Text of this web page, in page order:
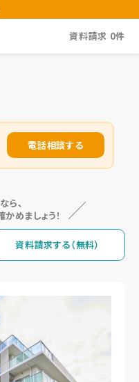
資料請求 0件
電話相談する
ら、
めましょう！
資料請求する（無料）